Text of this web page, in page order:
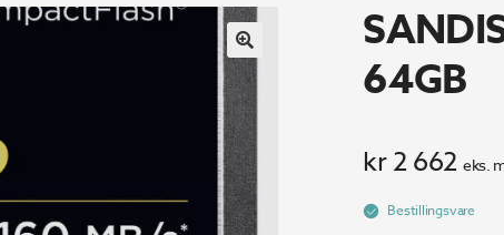
64GB
kr2 662 eks.
Bestillingsvare